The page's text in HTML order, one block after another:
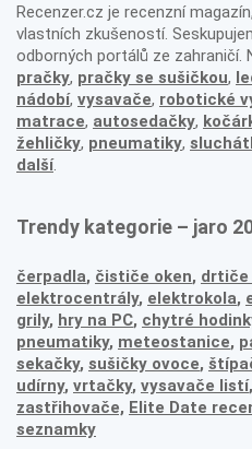
Recenzer.cz je recenzní
vlastních zkušeností.
odborných portálů ze zahraničí.
pračky, pračky se sušičkou,
nádobí, vysavače, robotické
matrace, autosedačky,
žehličky, pneumatiky,
další.
Trendy kategorie – jaro
čerpadla, čističe oken,
elektrocentrály, elektrokola,
grily, hry na PC, chytré
pneumatiky, meteostanice,
sekačky, sušičky ovoce,
udírny, vrtačky, vysavače listí,
zastřihovače, Elite Date
seznamky